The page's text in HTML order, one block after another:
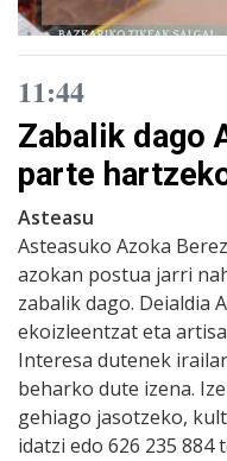
11:44
Zabalik dago
parte
Asteasu
Asteasuko Azoka
azokan postua jarri
zabalik dago. Deialdia
ekoizleentzat eta
Interesa dutenek
beharko dute izena.
gehiago jasotzeko,
idatzi edo 626 235